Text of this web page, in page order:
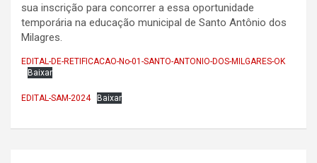
sua inscrição para concorrer a essa oportunidade
temporária na educação municipal de Santo Antônio dos
Milagres.
EDITAL-DE-RETIFICACAO-No-01-SANTO-ANTONIO-DOS-MILGARES-OK
Baixar
EDITAL-SAM-2024 Baixar